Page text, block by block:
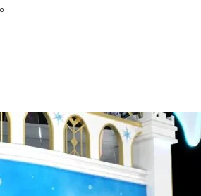
。